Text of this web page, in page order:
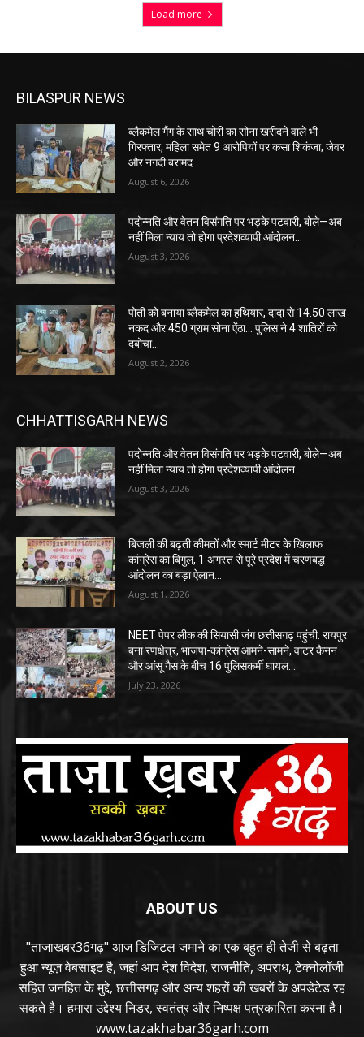
Load more
BILASPUR NEWS
ब्लैकमेल गैंग के साथ चोरी का सोना खरीदने वाले भी
गिरफ्तार, महिला समेत 9 आरोपियों पर कसा शिकंजा; जेवर
और नगदी बरामद…
August 6, 2026
पदोन्नति और वेतन विसंगति पर भड़के पटवारी, बोले—अब
नहीं मिला न्याय तो होगा प्रदेशव्यापी आंदोलन…
August 3, 2026
पोती को बनाया ब्लैकमेल का हथियार, दादा से 14.50 लाख
नकद और 450 ग्राम सोना ऐंठा… पुलिस ने 4 शातिरों को
दबोचा…
August 2, 2026
CHHATTISGARH NEWS
पदोन्नति और वेतन विसंगति पर भड़के पटवारी, बोले—अब
नहीं मिला न्याय तो होगा प्रदेशव्यापी आंदोलन…
August 3, 2026
बिजली की बढ़ती कीमतों और स्मार्ट मीटर के खिलाफ
कांग्रेस का बिगुल, 1 अगस्त से पूरे प्रदेश में चरणबद्ध
आंदोलन का बड़ा ऐलान…
August 1, 2026
NEET पेपर लीक की सियासी जंग छत्तीसगढ़ पहुंची: रायपुर
बना रणक्षेत्र, भाजपा-कांग्रेस आमने-सामने, वाटर कैनन
और आंसू गैस के बीच 16 पुलिसकर्मी घायल…
July 23, 2026
ABOUT US
"ताजाखबर36गढ़" आज डिजिटल जमाने का एक बहुत ही तेजी से बढ़ता
हुआ न्यूज़ वेबसाइट है, जहां आप देश विदेश, राजनीति, अपराध, टेक्नोलॉजी
सहित जनहित के मुद्दे, छत्तीसगढ़ और अन्य शहरों की खबरों के अपडेटेड रह
सकते है। हमारा उद्देश्य निडर, स्वतंत्र और निष्पक्ष पत्रकारिता करना है।
www.tazakhabar36garh.com